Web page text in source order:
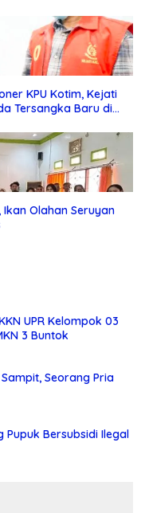
KPU Kotim, Kejati
Tersangka Baru di
Olahan Seruyan
UPR Kelompok 03
3 Buntok
Seorang Pria
Bersubsidi Ilegal